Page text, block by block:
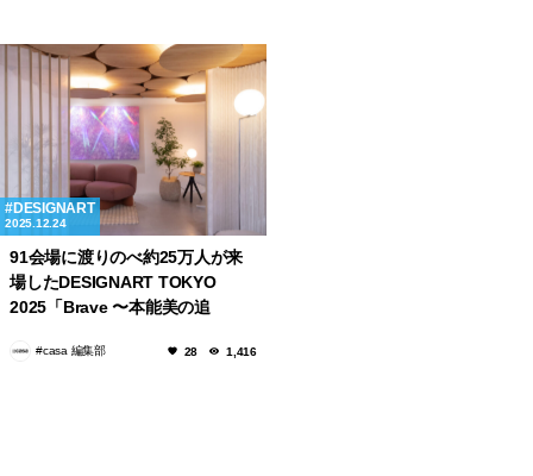
DESIGNART
2025.12.24
91会場に渡りのべ約25万人が来
場したDESIGNART TOKYO
2025「Brave 〜本能美の追
#casa 編集部 28 1,416